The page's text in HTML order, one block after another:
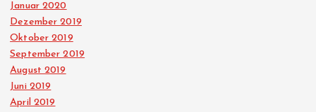
Januar 2020
Dezember 2019
Oktober 2019
September 2019
August 2019
Juni 2019
April 2019